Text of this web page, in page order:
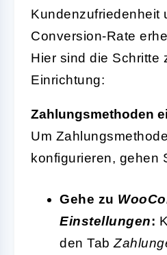
Kundenzufriedenheit
Conversion-Rate
Hier sind die Schritte
Einrichtung:
Zahlungsmethoden
Um
konfigurieren, gehen
Gehe zu
Einstellungen:
den Tab